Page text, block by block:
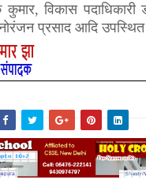
कुमार,विकास
प्रसाद आदि